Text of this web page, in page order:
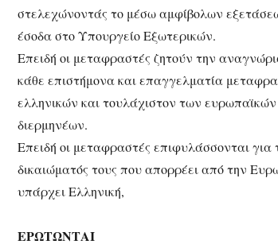
στελεχώνοντάς το μέσω αμφίβολων
έσοδα στο Υπουργείο Εξωτερικών.
Επειδή οι μεταφραστές ζητούν την
κάθε επιστήμονα και επαγγελματία
ελληνικών και τουλάχιστον των
διερμηνέων.
Επειδή οι μεταφραστές επιφυλάσσονται
δικαιώματός τους που απορρέει από την
υπάρχει Ελληνική,
ΕΡΩΤΩΝΤΑΙ